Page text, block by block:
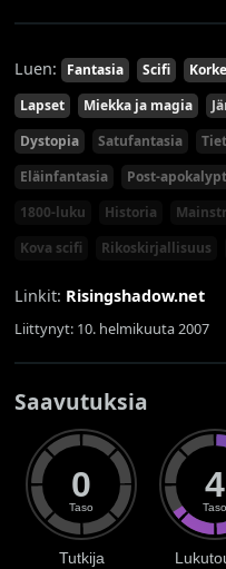
Luen: Fantasia Scifi
Lapset
Miekka ja magia
Dystopia
Satufantasia
Eläinfantasia
Post-
1800-luku
Historia
Kova scifi
Rikoskirjallisuus
Linkit: Risingshadow.net
Liittynyt: 10. helmikuuta 2007
Saavutuksia
0
Taso
Tutkija
4
Taso